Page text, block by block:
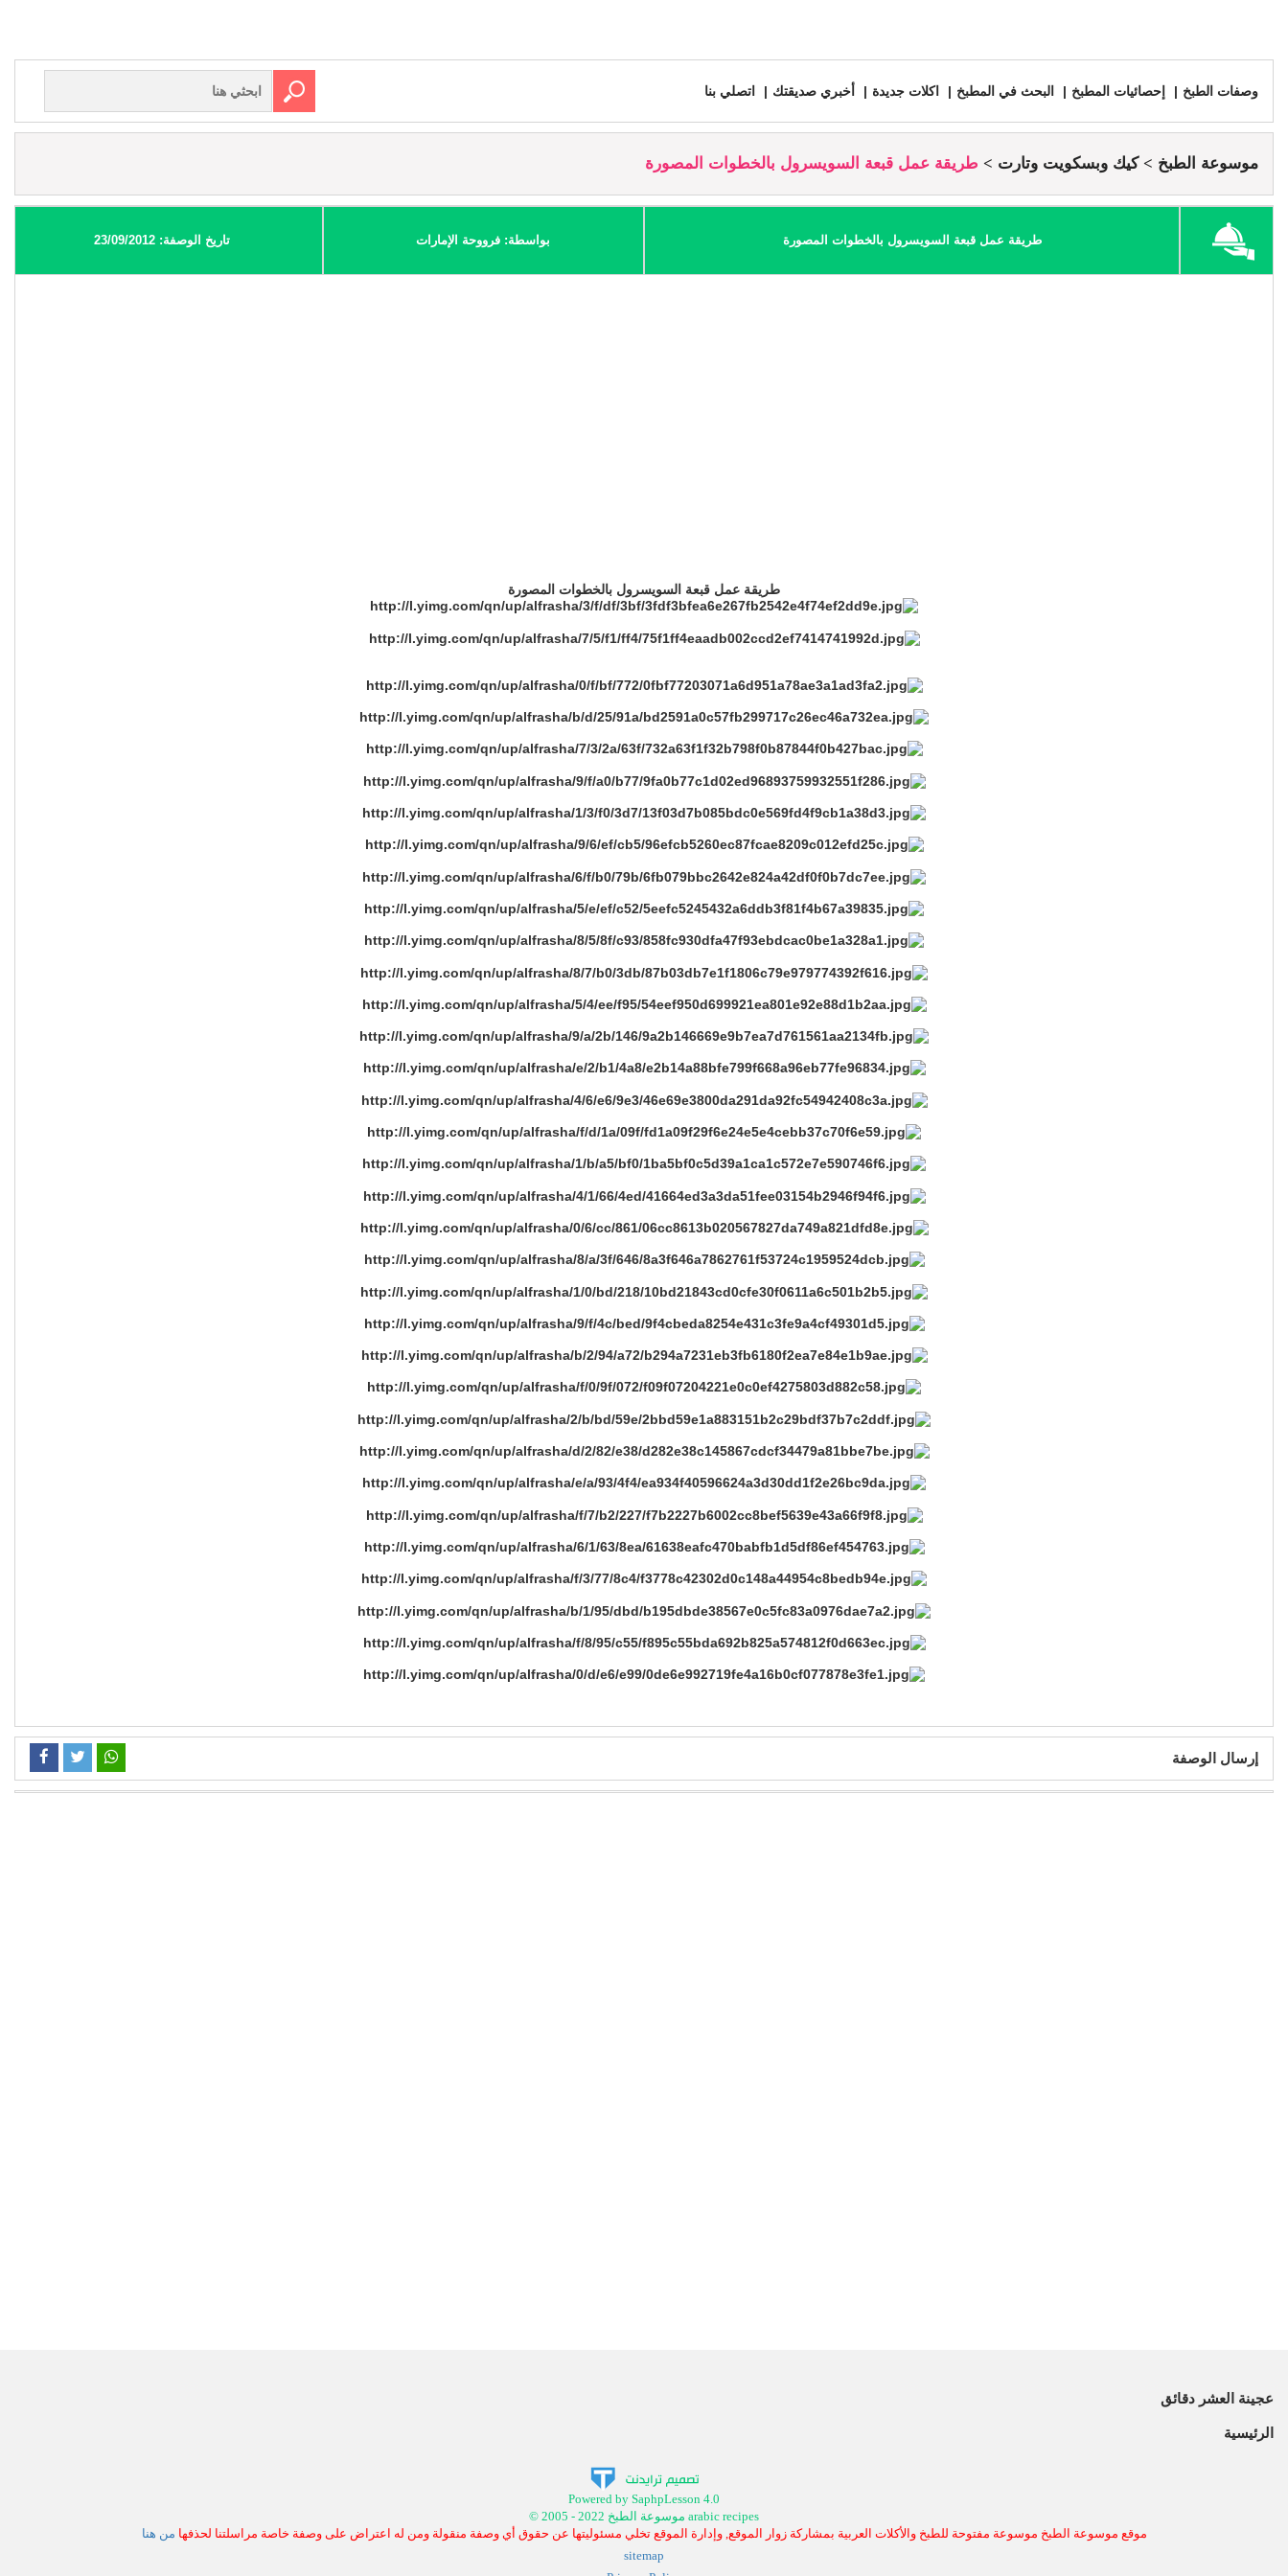
وصفات الطبخ إحصائيات المطبخ البحث في المطبخ اكلات جديدة أخبري صديقتك اتصلي بنا
موسوعة الطبخ كيك وبسكويت وتارت طريقة عمل قبعة السويسرول بالخطوات المصورة
طريقة عمل قبعة السويسرول بالخطوات المصورة بواسطة: فرووحة الإمارات تاريخ الوصفة: 23/09/2012
طريقة عمل قبعة السويسرول بالخطوات المصورة
إرسال الوصفة
عجينة العشر دقائق
الرئيسية
Powered by SaphpLesson 4.0
© 2005 - 2022 موسوعة الطبخ arabic recipes
موقع موسوعة الطبخ موسوعة مفتوحة للطبخ والأكلات العربية بمشاركة زوار الموقع, وإدارة الموقع تخلي مسئوليتها عن حقوق أي وصفة منقولة ومن له اعتراض على وصفة خاصة مراسلتنا لحذفها من هنا
sitemap